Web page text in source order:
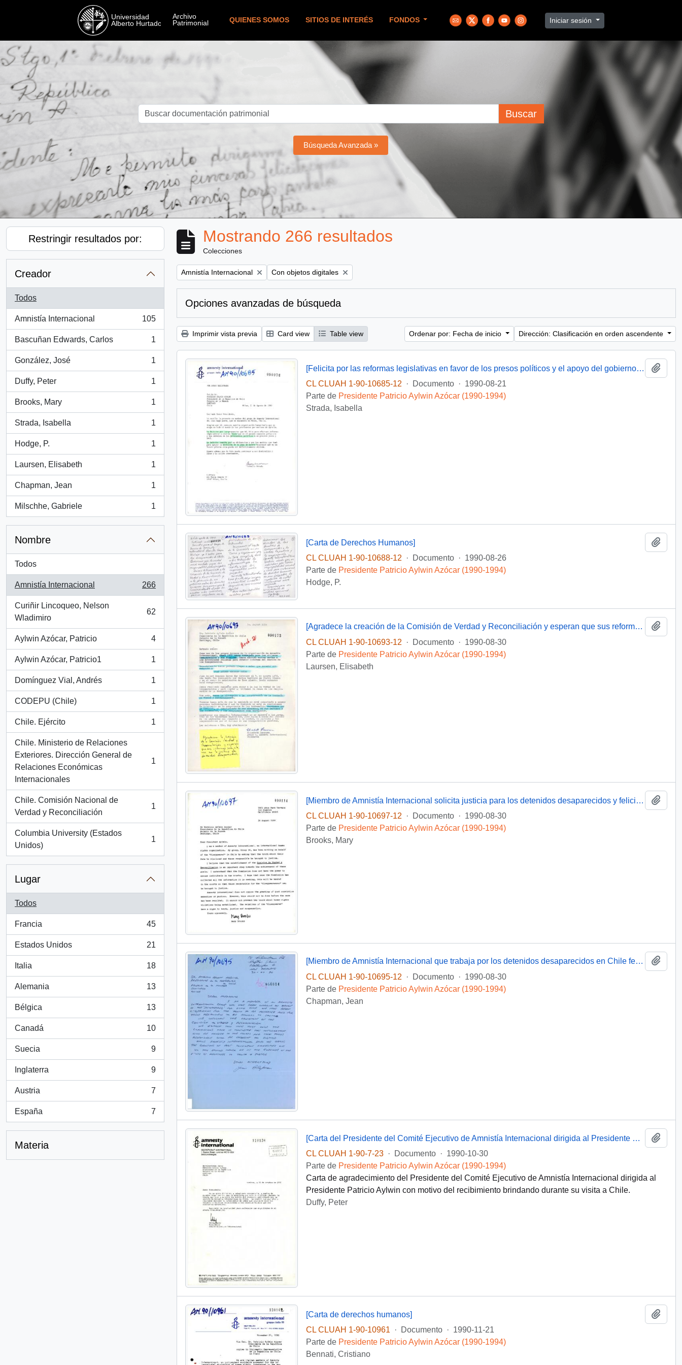
QUIENES SOMOS SITIOS DE INTERÉS FONDOS Iniciar sesión
Buscar
Búsqueda Avanzada »
Restringir resultados por:
Creador
Todos
Amnistía Internacional
, 105 resultados
105
Bascuñan Edwards, Carlos
, 1 resultados
1
González, José
, 1 resultados
1
Duffy, Peter
, 1 resultados
1
Brooks, Mary
, 1 resultados
1
Strada, Isabella
, 1 resultados
1
Hodge, P.
, 1 resultados
1
Laursen, Elisabeth
, 1 resultados
1
Chapman, Jean
, 1 resultados
1
Milschhe, Gabriele
, 1 resultados
1
Nombre
Todos
Amnistía Internacional
, 266 resultados
266
Curiñir Lincoqueo, Nelson
Wladimiro
, 62 resultados
62
Aylwin Azócar, Patricio
, 4 resultados
4
Aylwin Azócar, Patricio1
, 1 resultados
1
Domínguez Vial, Andrés
, 1 resultados
1
CODEPU (Chile)
, 1 resultados
1
Chile. Ejército
, 1 resultados
1
Chile. Ministerio de Relaciones
Exteriores. Dirección General de
Relaciones Económicas
Internacionales
, 1 resultados
1
Chile. Comisión Nacional de
Verdad y Reconciliación
, 1 resultados
1
Columbia University (Estados
Unidos)
, 1 resultados
1
Lugar
Todos
Francia
, 45 resultados
45
Estados Unidos
, 21 resultados
21
Italia
, 18 resultados
18
Alemania
, 13 resultados
13
Bélgica
, 13 resultados
13
Canadá
, 10 resultados
10
Suecia
, 9 resultados
9
Inglaterra
, 9 resultados
9
Austria
, 7 resultados
7
España
, 7 resultados
7
Materia
Mostrando 266 resultados
Colecciones
Remove filter:
Amnistía Internacional Remove filter:
Con objetos digitales
Opciones avanzadas de búsqueda
Imprimir vista previa Card view Table view Ordenar por: Fecha de inicio Dirección: Clasificación en orden ascendente
[Felicita por las reformas legislativas en favor de los presos políticos y el apoyo del gobierno para abolir la pena de muerte]
CL CLUAH 1-90-10685-12
· Documento · 1990-08-21
Parte de Presidente Patricio Aylwin Azócar (1990-1994)
Strada, Isabella
[Carta de Derechos Humanos]
CL CLUAH 1-90-10688-12
· Documento · 1990-08-26
Parte de Presidente Patricio Aylwin Azócar (1990-1994)
Hodge, P.
[Agradece la creación de la Comisión de Verdad y Reconciliación y esperan que sus reformas sean claves en la justicia para los detenidos desaparecidos]
CL CLUAH 1-90-10693-12
· Documento · 1990-08-30
Parte de Presidente Patricio Aylwin Azócar (1990-1994)
Laursen, Elisabeth
[Miembro de Amnistía Internacional solicita justicia para los detenidos desaparecidos y felicita por la creación de la Comisión de Verdad y Reconciliación]
CL CLUAH 1-90-10697-12
· Documento · 1990-08-30
Parte de Presidente Patricio Aylwin Azócar (1990-1994)
Brooks, Mary
[Miembro de Amnistía Internacional que trabaja por los detenidos desaparecidos en Chile felicita por la creacón de la Comisiónde de Verdad y Reconciliación]
CL CLUAH 1-90-10695-12
· Documento · 1990-08-30
Parte de Presidente Patricio Aylwin Azócar (1990-1994)
Chapman, Jean
[Carta del Presidente del Comité Ejecutivo de Amnistía Internacional dirigida al Presidente Patricio Aylwin]
CL CLUAH 1-90-7-23
· Documento · 1990-10-30
Parte de Presidente Patricio Aylwin Azócar (1990-1994)
Carta de agradecimiento del Presidente del Comité Ejecutivo de Amnistía Internacional dirigida al
Presidente Patricio Aylwin con motivo del recibimiento brindando durante su visita a Chile.
Duffy, Peter
[Carta de derechos humanos]
CL CLUAH 1-90-10961
· Documento · 1990-11-21
Parte de Presidente Patricio Aylwin Azócar (1990-1994)
Bennati, Cristiano